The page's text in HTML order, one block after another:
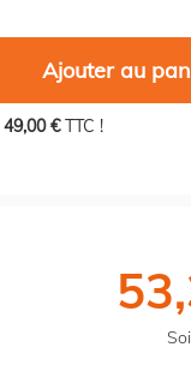
Ajouter au
49,00 €TTC !